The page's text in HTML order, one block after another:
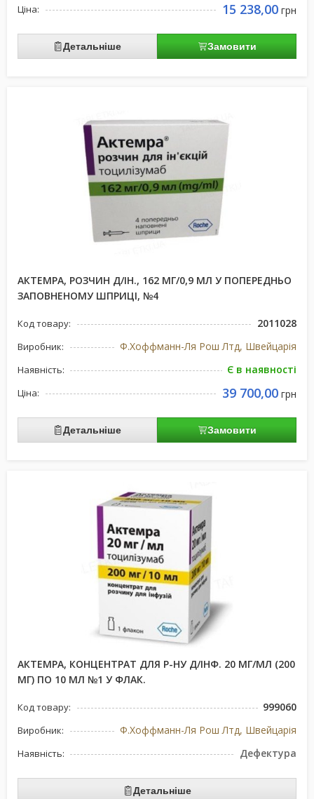
Ціна: 15 238,00 грн
Детальніше Замовити
АКТЕМРА, РОЗЧИН Д/ІН., 162 МГ/0,9 МЛ У ПОПЕРЕДНЬО
ЗАПОВНЕНОМУ ШПРИЦІ, №4
Код товару: 2011028
Виробник: Ф.Хоффманн-Ля Рош Лтд, Швейцарія
Наявність: Є в наявності
Ціна: 39 700,00 грн
Детальніше Замовити
АКТЕМРА, КОНЦЕНТРАТ ДЛЯ Р-НУ Д/ІНФ. 20 МГ/МЛ (200
МГ) ПО 10 МЛ №1 У ФЛАК.
Код товару: 999060
Виробник: Ф.Хоффманн-Ля Рош Лтд, Швейцарія
Наявність: Дефектура
Детальніше